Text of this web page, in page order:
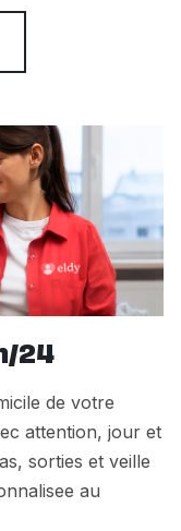
24
de votre
attention, jour et
sorties et veille
au